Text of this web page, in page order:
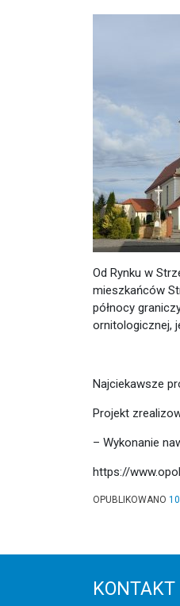
Od Rynku w
mieszkańców
północy
ornitologicznej,
Najciekawsze
Projekt
– Wykonanie
https://
OPUBLIKOWANO
KONTAKT